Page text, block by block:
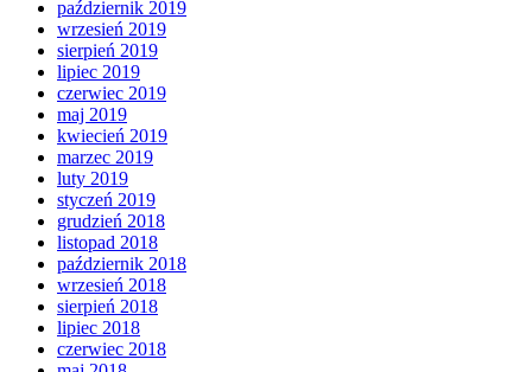
październik 2019
wrzesień 2019
sierpień 2019
lipiec 2019
czerwiec 2019
maj 2019
kwiecień 2019
marzec 2019
luty 2019
styczeń 2019
grudzień 2018
listopad 2018
październik 2018
wrzesień 2018
sierpień 2018
lipiec 2018
czerwiec 2018